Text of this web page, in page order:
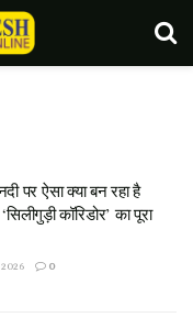
पर ऐसा क्या बन रहा है
कॉरिडोर’ का पूरा
2026 0